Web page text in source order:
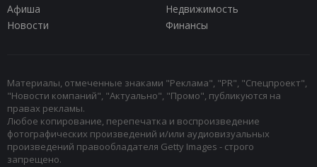
Афиша
Недвижимость
Новости
Финансы
Материалы, отмеченные знаками "Реклама", "PR", "Спецпроект",
"Новости компаний", "Актуально", "Промо", публикуются на
правах рекламы.
Любое копирование, перепечатка и воспроизведение
фотографических произведений и/или аудиовизуальных
произведений правообладателя Getty Images - строго
запрещено.